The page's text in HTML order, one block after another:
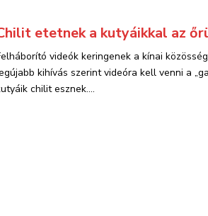
etetnek a kutyáikkal az
videók keringenek a kínai
kihívás szerint videóra kell venni a
chilit esznek....